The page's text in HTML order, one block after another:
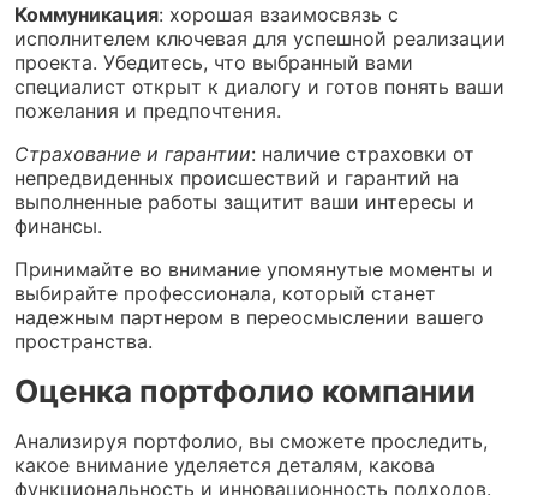
Коммуникация: хорошая взаимосвязь с
исполнителем ключевая для успешной реализации
проекта. Убедитесь, что выбранный вами
специалист открыт к диалогу и готов понять ваши
пожелания и предпочтения.
Страхование и гарантии: наличие страховки от
непредвиденных происшествий и гарантий на
выполненные работы защитит ваши интересы и
финансы.
Принимайте во внимание упомянутые моменты и
выбирайте профессионала, который станет
надежным партнером в переосмыслении вашего
пространства.
Оценка портфолио компании
Анализируя портфолио, вы сможете проследить,
какое внимание уделяется деталям, какова
функциональность и инновационность подходов.